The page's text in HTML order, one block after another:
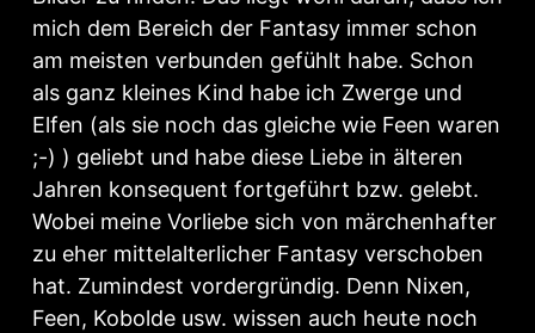
mich dem Bereich der Fantasy immer schon
am meisten verbunden gefühlt habe. Schon
als ganz kleines Kind habe ich Zwerge und
Elfen (als sie noch das gleiche wie Feen waren
;-) ) geliebt und habe diese Liebe in älteren
Jahren konsequent fortgeführt bzw. gelebt.
Wobei meine Vorliebe sich von märchenhafter
zu eher mittelalterlicher Fantasy verschoben
hat. Zumindest vordergründig. Denn Nixen,
Feen, Kobolde usw. wissen auch heute noch